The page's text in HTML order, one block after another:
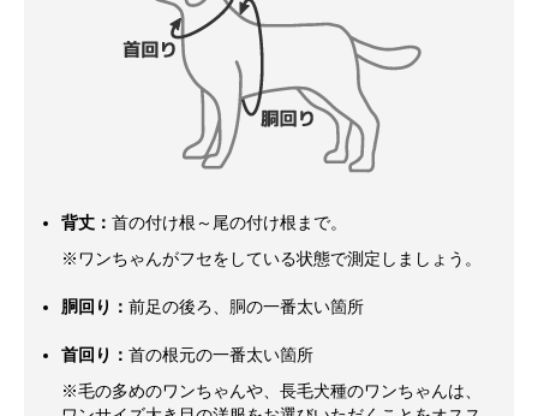
背丈： 首の付け根～尾の付け根まで。
※ワンちゃんがフセをしている状態で測定しましょう。
胴回り： 前足の後ろ、胴の一番太い箇所
首回り： 首の根元の一番太い箇所
※毛の多めのワンちゃんや、長毛犬種のワンちゃんは、